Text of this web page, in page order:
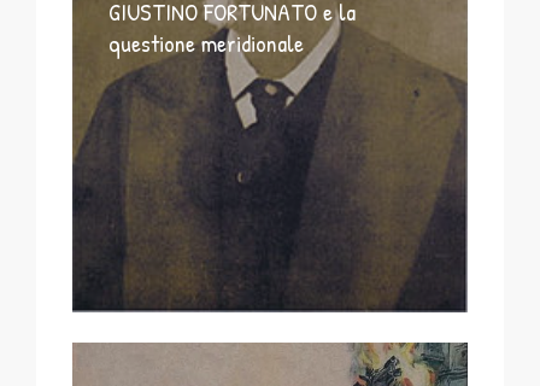
GIUSTINO FORTUNATO e la
questione meridionale